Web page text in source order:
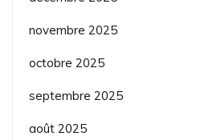
novembre 2025
octobre 2025
septembre 2025
août 2025